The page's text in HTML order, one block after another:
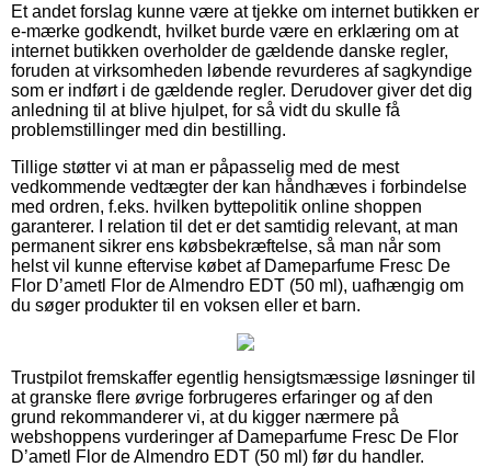
Et andet forslag kunne være at tjekke om internet butikken er
e-mærke godkendt, hvilket burde være en erklæring om at
internet butikken overholder de gældende danske regler,
foruden at virksomheden løbende revurderes af sagkyndige
som er indført i de gældende regler. Derudover giver det dig
anledning til at blive hjulpet, for så vidt du skulle få
problemstillinger med din bestilling.
Tillige støtter vi at man er påpasselig med de mest
vedkommende vedtægter der kan håndhæves i forbindelse
med ordren, f.eks. hvilken byttepolitik online shoppen
garanterer. I relation til det er det samtidig relevant, at man
permanent sikrer ens købsbekræftelse, så man når som
helst vil kunne eftervise købet af Dameparfume Fresc De
Flor D’ametl Flor de Almendro EDT (50 ml), uafhængig om
du søger produkter til en voksen eller et barn.
Trustpilot fremskaffer egentlig hensigtsmæssige løsninger til
at granske flere øvrige forbrugeres erfaringer og af den
grund rekommanderer vi, at du kigger nærmere på
webshoppens vurderinger af Dameparfume Fresc De Flor
D’ametl Flor de Almendro EDT (50 ml) før du handler.